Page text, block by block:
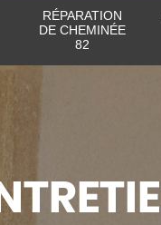
RÉPARATION
DE CHEMINÉE
82